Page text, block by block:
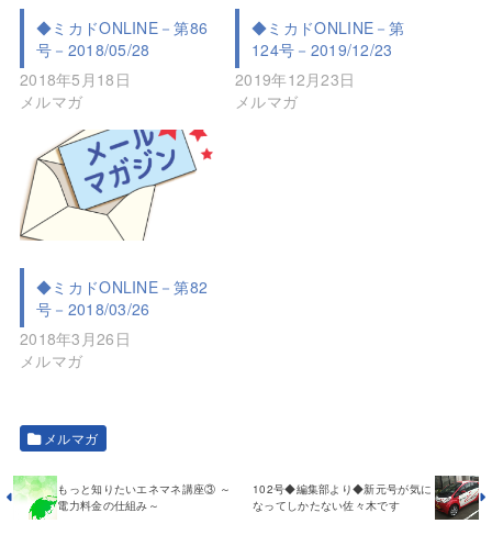
◆ミカドONLINE－第86
号－2018/05/28
2018年5月18日
メルマガ
◆ミカドONLINE－第
124号－2019/12/23
2019年12月23日
メルマガ
◆ミカドONLINE－第82
号－2018/03/26
2018年3月26日
メルマガ
メルマガ
102号◆編集部より◆新元号が気に
なってしかたない佐々木です
もっと知りたいエネマネ講座③ ～
電力料金の仕組み～